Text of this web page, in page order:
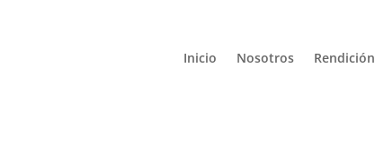
Inicio Nosotros